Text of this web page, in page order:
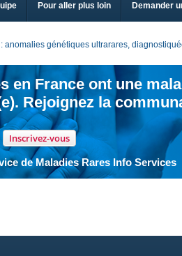
Pour aller plus loin Demander
génétiques ultrarares,
en France ont une
Rejoignez la
Inscrivez-vous
de Maladies Rares Info Services